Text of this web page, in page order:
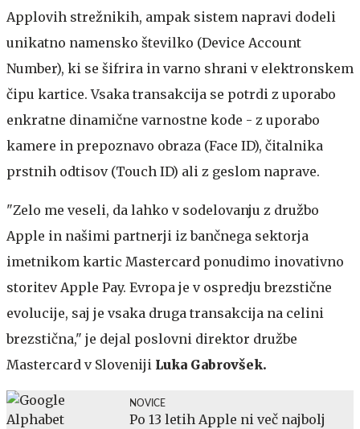
Applovih strežnikih, ampak sistem napravi dodeli
unikatno namensko številko (Device Account
Number), ki se šifrira in varno shrani v elektronskem
čipu kartice. Vsaka transakcija se potrdi z uporabo
enkratne dinamične varnostne kode - z uporabo
kamere in prepoznavo obraza (Face ID), čitalnika
prstnih odtisov (Touch ID) ali z geslom naprave.
"Zelo me veseli, da lahko v sodelovanju z družbo
Apple in našimi partnerji iz bančnega sektorja
imetnikom kartic Mastercard ponudimo inovativno
storitev Apple Pay. Evropa je v ospredju brezstične
evolucije, saj je vsaka druga transakcija na celini
brezstična," je dejal poslovni direktor družbe
Mastercard v Sloveniji Luka Gabrovšek.
NOVICE
Po 13 letih Apple ni več najbolj